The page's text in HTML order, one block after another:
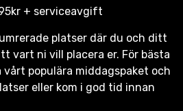
+ serviceavgift
platser där du och ditt
vart ni vill placera er. För bästa
vårt populära middagspaket och
eller kom i god tid innan